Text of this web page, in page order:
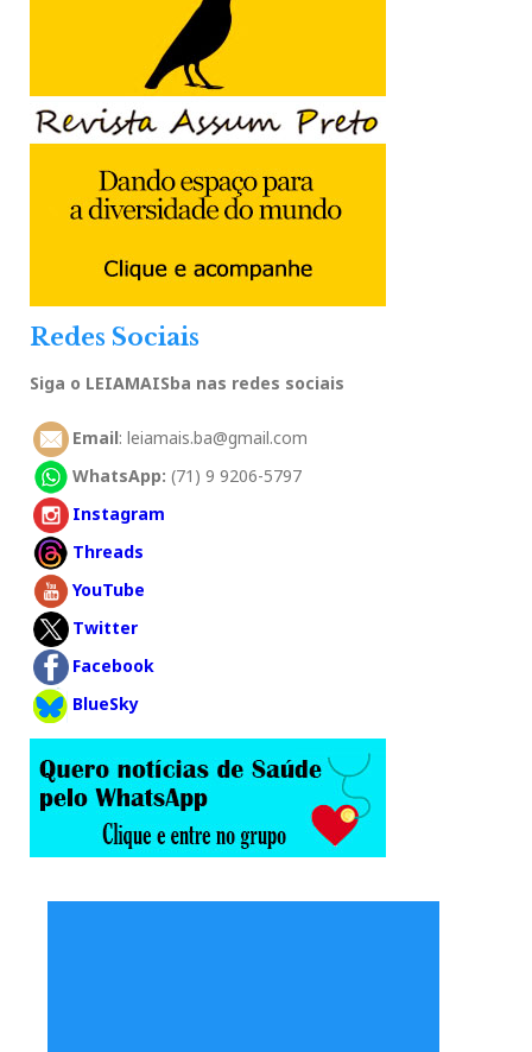
Redes Sociais
Siga o LEIAMAISba nas redes sociais
Email: leiamais.ba@gmail.com
WhatsApp: (71) 9 9206-5797
Instagram
Threads
YouTube
Twitter
Facebook
BlueSky